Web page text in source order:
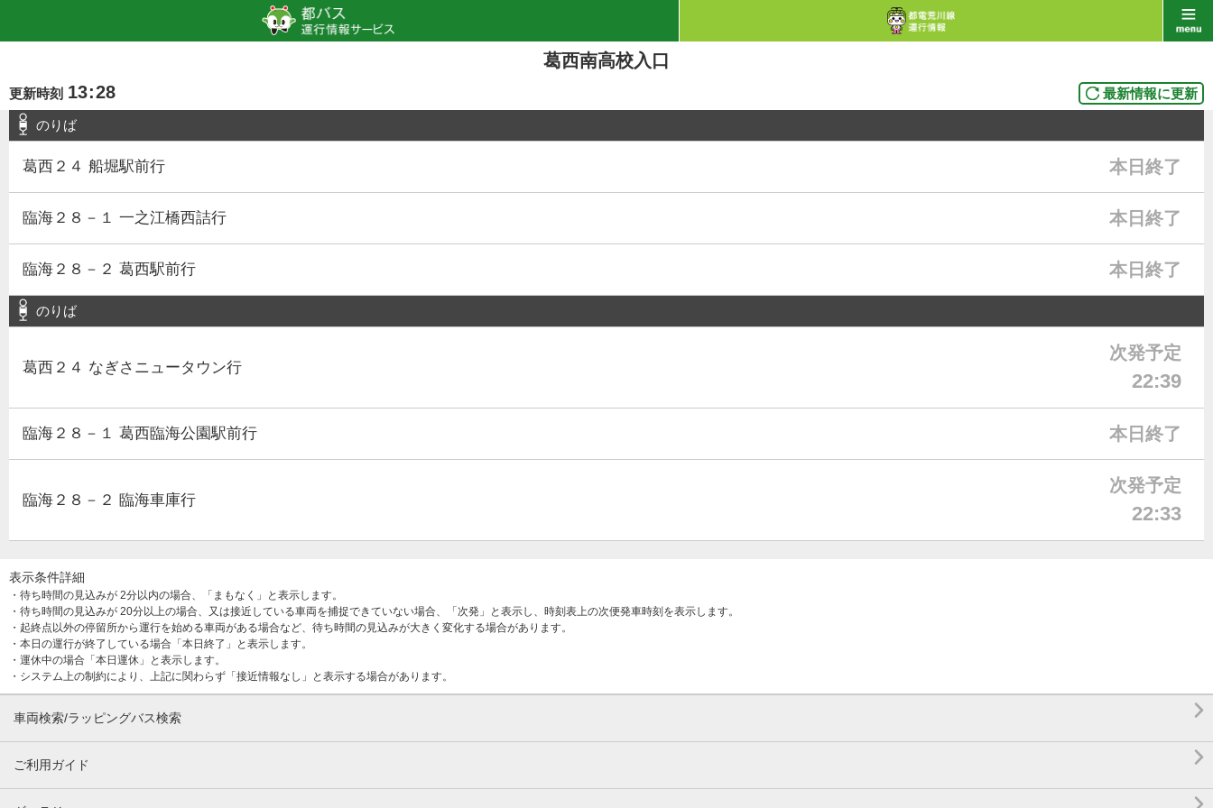
葛西南高校入口
更新時刻 13:28 最新情報に更新
のりば
葛西２４ 船堀駅前行 本日終了
臨海２８－１ 一之江橋西詰行 本日終了
臨海２８－２ 葛西駅前行 本日終了
のりば
葛西２４ なぎさニュータウン行
次発予定
22:39
臨海２８－１ 葛西臨海公園駅前行 本日終了
臨海２８－２ 臨海車庫行
次発予定
22:33
表示条件詳細
・待ち時間の見込みが 2分以内の場合、「まもなく」と表示します。
・待ち時間の見込みが 20分以上の場合、又は接近している車両を捕捉できていない場合、「次発」と表示し、時刻表上の次便発車時刻を表示します。
・起終点以外の停留所から運行を始める車両がある場合など、待ち時間の見込みが大きく変化する場合があります。
・本日の運行が終了している場合「本日終了」と表示します。
・運休中の場合「本日運休」と表示します。
・システム上の制約により、上記に関わらず「接近情報なし」と表示する場合があります。
車両検索/ラッピングバス検索 
ご利用ガイド 